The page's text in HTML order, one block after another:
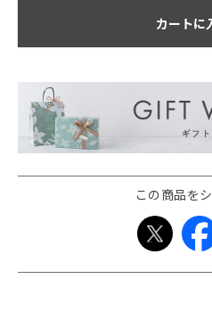
カートに
この商品を